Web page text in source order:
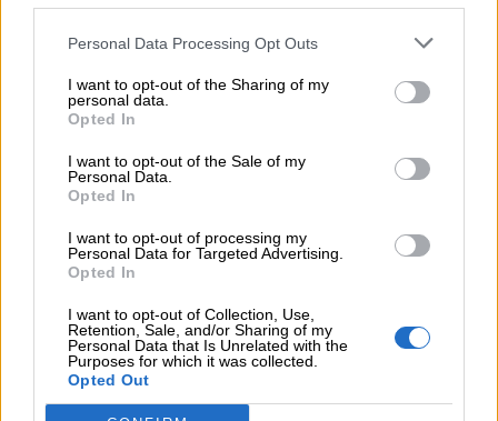
Personal Data Processing Opt Outs
I want to opt-out of the Sharing of my
personal data.
Opted In
I want to opt-out of the Sale of my
Personal Data.
Opted In
I want to opt-out of processing my
Personal Data for Targeted Advertising.
Opted In
I want to opt-out of Collection, Use,
Retention, Sale, and/or Sharing of my
Personal Data that Is Unrelated with the
Purposes for which it was collected.
Opted Out
COMPARTIR:
Opiniones Cantajuego - El Payaso Tallarín en Madrid